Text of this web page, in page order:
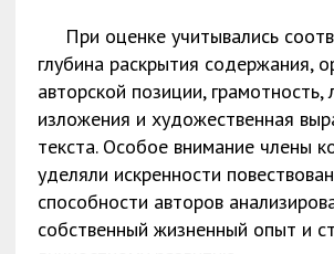
При оценке учитывались
глубина раскрытия содержания,
авторской позиции, грамотность,
изложения и художественная
текста. Особое внимание члены
уделяли искренности
способности авторов
собственный жизненный опыт и